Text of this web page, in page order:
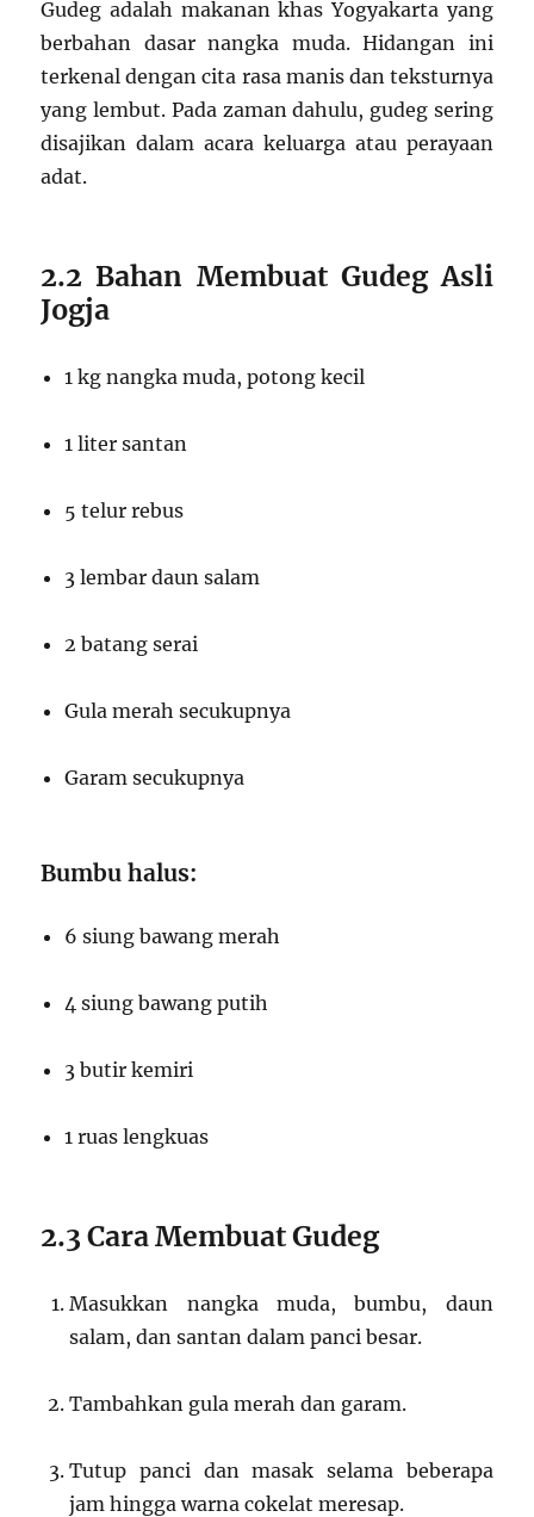
Gudeg adalah makanan khas Yogyakarta yang
berbahan dasar nangka muda. Hidangan ini
terkenal dengan cita rasa manis dan teksturnya
yang lembut. Pada zaman dahulu, gudeg sering
disajikan dalam acara keluarga atau perayaan
adat.
2.2 Bahan Membuat Gudeg Asli
Jogja
1 kg nangka muda, potong kecil
1 liter santan
5 telur rebus
3 lembar daun salam
2 batang serai
Gula merah secukupnya
Garam secukupnya
Bumbu halus:
6 siung bawang merah
4 siung bawang putih
3 butir kemiri
1 ruas lengkuas
2.3 Cara Membuat Gudeg
Masukkan nangka muda, bumbu, daun
salam, dan santan dalam panci besar.
Tambahkan gula merah dan garam.
Tutup panci dan masak selama beberapa
jam hingga warna cokelat meresap.